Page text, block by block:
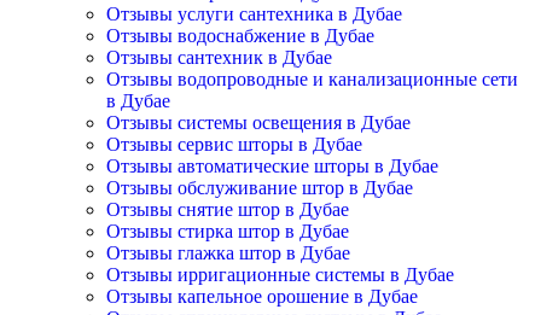
Отзывы услуги сантехника в Дубае
Отзывы водоснабжение в Дубае
Отзывы сантехник в Дубае
Отзывы водопроводные и канализационные сети
в Дубае
Отзывы системы освещения в Дубае
Отзывы сервис шторы в Дубае
Отзывы автоматические шторы в Дубае
Отзывы обслуживание штор в Дубае
Отзывы снятие штор в Дубае
Отзывы стирка штор в Дубае
Отзывы глажка штор в Дубае
Отзывы ирригационные системы в Дубае
Отзывы капельное орошение в Дубае